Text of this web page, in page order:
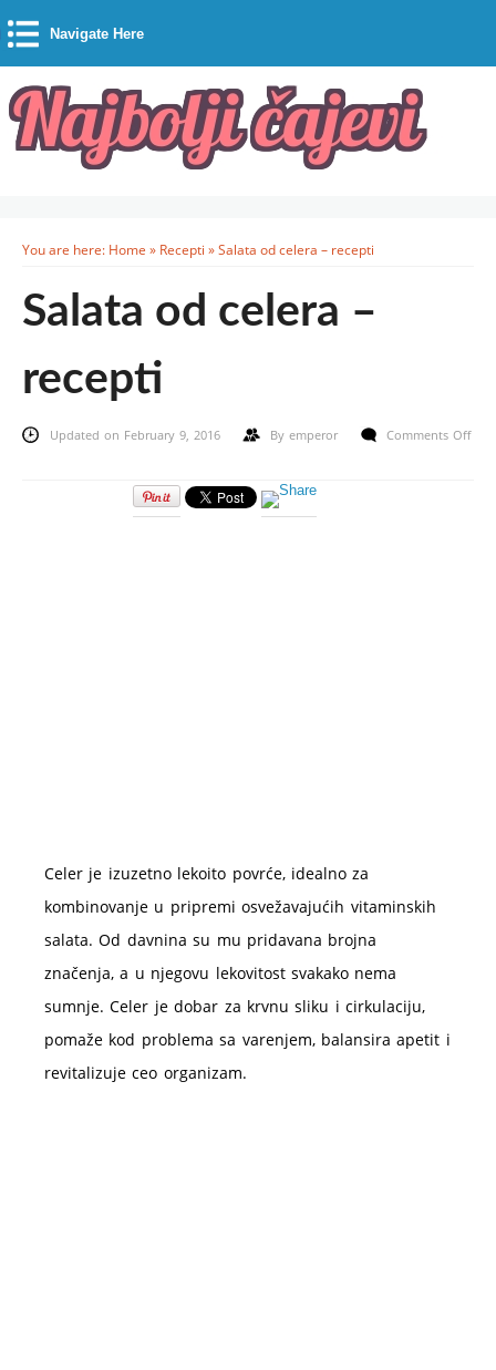
Navigate Here
You are here: Home » Recepti »Salata od celera – recepti
Salata od celera –
recepti
Updated on February 9, 2016 By emperor
Comments Off
Celer je izuzetno lekoito povrće, idealno za
kombinovanje u pripremi osvežavajućih vitaminskih
salata. Od davnina su mu pridavana brojna
značenja, a u njegovu lekovitost svakako nema
sumnje. Celer je dobar za krvnu sliku i cirkulaciju,
pomaže kod problema sa varenjem, balansira apetit i
revitalizuje ceo organizam.